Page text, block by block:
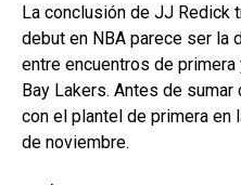
La conclusión de JJ Redick
debut en NBA parece ser la
entre encuentros de
Bay Lakers. Antes de
con el plantel de primera en
de noviembre.